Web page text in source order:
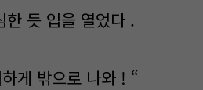
한 듯 입을 열었다 .
게 밖으로 나와 ! “